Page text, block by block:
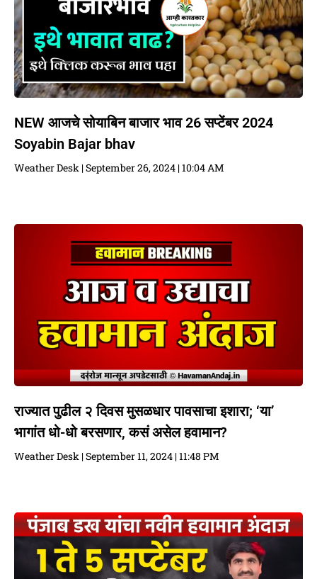
NEW आजचे सोयाबिन बाजार भाव 26 सप्टेंबर 2024
Soyabin Bajar bhav
Weather Desk September 26, 2024 10:04 AM
राज्यात पुढील २ दिवस मुसळधार पावसाचा इशारा; ‘या’
भागांत धो-धो बरसणार, कसं असेल हवामान?
Weather Desk September 11, 2024 11:48 PM